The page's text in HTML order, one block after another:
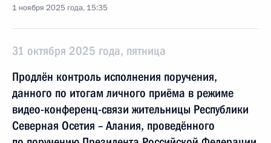
1 ноября 2025 года, 15:35
31 октября 2025 года, пятница
Продлён контроль исполнения поручения,
данного по итогам личного приёма в режиме
видео-конференц-связи жительницы Республики
Северная Осетия – Алания, проведённого